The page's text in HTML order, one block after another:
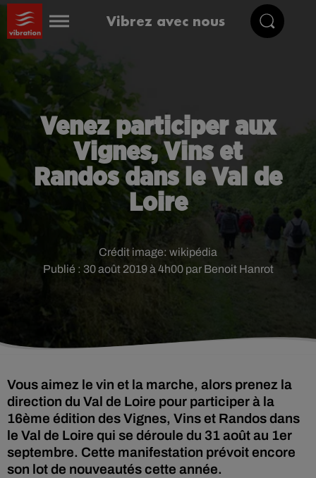
Vibrez avec nous
Venez participer aux
Vignes, Vins et
Randos dans le Val de
Loire
Publié : 30 août 2019 à 4h00 par Benoit Hanrot
Crédit image: wikipédia
Vous aimez le vin et la marche, alors prenez la
direction du Val de Loire pour participer à la
16ème édition des Vignes, Vins et Randos dans
le Val de Loire qui se déroule du 31 août au 1er
septembre. Cette manifestation prévoit encore
son lot de nouveautés cette année.